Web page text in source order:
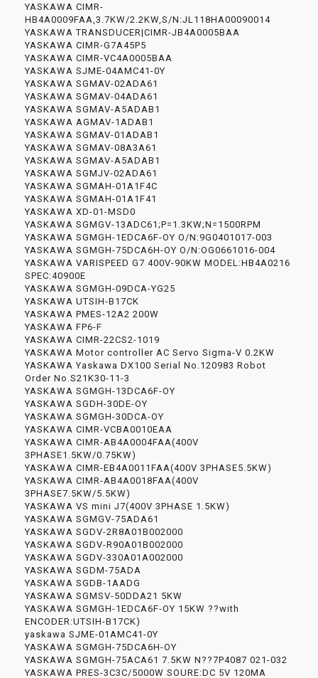
YASKAWA CIMR-
HB4A0009FAA,3.7KW/2.2KW,S/N:JL118HA00090014
YASKAWA TRANSDUCER|CIMR-JB4A0005BAA
YASKAWA CIMR-G7A45P5
YASKAWA CIMR-VC4A0005BAA
YASKAWA SJME-04AMC41-0Y
YASKAWA SGMAV-02ADA61
YASKAWA SGMAV-04ADA61
YASKAWA SGMAV-A5ADAB1
YASKAWA AGMAV-1ADAB1
YASKAWA SGMAV-01ADAB1
YASKAWA SGMAV-08A3A61
YASKAWA SGMAV-A5ADAB1
YASKAWA SGMJV-02ADA61
YASKAWA SGMAH-01A1F4C
YASKAWA SGMAH-01A1F41
YASKAWA XD-01-MSD0
YASKAWA SGMGV-13ADC61;P=1.3KW;N=1500RPM
YASKAWA SGMGH-1EDCA6F-OY O/N:9G0401017-003
YASKAWA SGMGH-75DCA6H-OY O/N:OG0661016-004
YASKAWA VARISPEED G7 400V-90KW MODEL:HB4A0216
SPEC:40900E
YASKAWA SGMGH-09DCA-YG25
YASKAWA UTSIH-B17CK
YASKAWA PMES-12A2 200W
YASKAWA FP6-F
YASKAWA CIMR-22CS2-1019
YASKAWA Motor controller AC Servo Sigma-V 0.2KW
YASKAWA Yaskawa DX100 Serial No.120983 Robot
Order No.S21K30-11-3
YASKAWA SGMGH-13DCA6F-OY
YASKAWA SGDH-30DE-OY
YASKAWA SGMGH-30DCA-OY
YASKAWA CIMR-VCBA0010EAA
YASKAWA CIMR-AB4A0004FAA(400V
3PHASE1.5KW/0.75KW)
YASKAWA CIMR-EB4A0011FAA(400V 3PHASE5.5KW)
YASKAWA CIMR-AB4A0018FAA(400V
3PHASE7.5KW/5.5KW)
YASKAWA VS mini J7(400V 3PHASE 1.5KW)
YASKAWA SGMGV-75ADA61
YASKAWA SGDV-2R8A01B002000
YASKAWA SGDV-R90A01B002000
YASKAWA SGDV-330A01A002000
YASKAWA SGDM-75ADA
YASKAWA SGDB-1AADG
YASKAWA SGMSV-50DDA21 5KW
YASKAWA SGMGH-1EDCA6F-OY 15KW ??with
ENCODER:UTSIH-B17CK)
yaskawa SJME-01AMC41-0Y
YASKAWA SGMGH-75DCA6H-OY
YASKAWA SGMGH-75ACA61 7.5KW N??7P4087 021-032
YASKAWA PRES-3C3C/5000W SOURE:DC 5V 120MA